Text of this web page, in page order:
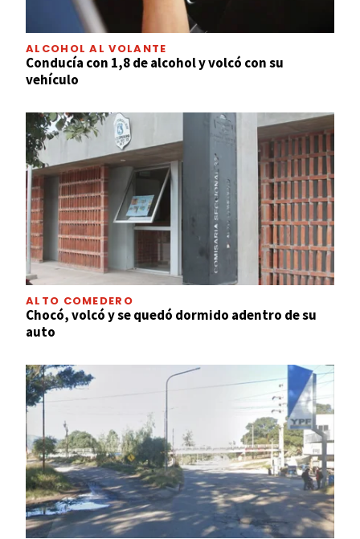
ALCOHOL AL VOLANTE
Conducía con 1,8 de alcohol y volcó con su
vehículo
ALTO COMEDERO
Chocó, volcó y se quedó dormido adentro de su
auto